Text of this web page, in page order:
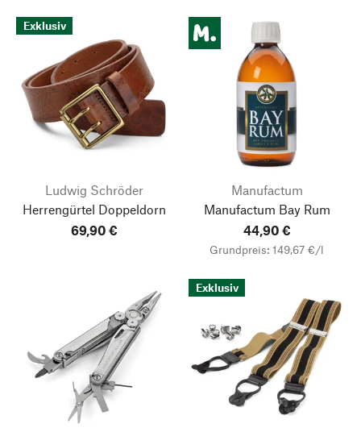
Exklusiv
Ludwig Schröder
Herrengürtel Doppeldorn
69,90 €
Manufactum
Manufactum Bay Rum
44,90 €
Grundpreis: 149,67 €/l
Exklusiv